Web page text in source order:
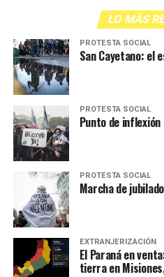
LO MÁS
PROTESTA SOCIAL
San Cayetano: el
PROTESTA SOCIAL
Punto de inflexión
PROTESTA SOCIAL
Marcha de
EXTRANJERIZACIÓN
El Paraná en
tierra en